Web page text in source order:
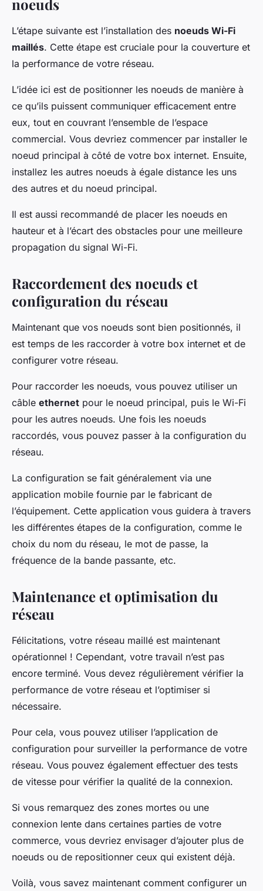
noeuds
L’étape suivante est l’installation des noeuds Wi-Fi
maillés. Cette étape est cruciale pour la couverture et
la performance de votre réseau.
L’idée ici est de positionner les noeuds de manière à
ce qu’ils puissent communiquer efficacement entre
eux, tout en couvrant l’ensemble de l’espace
commercial. Vous devriez commencer par installer le
noeud principal à côté de votre box internet. Ensuite,
installez les autres noeuds à égale distance les uns
des autres et du noeud principal.
Il est aussi recommandé de placer les noeuds en
hauteur et à l’écart des obstacles pour une meilleure
propagation du signal Wi-Fi.
Raccordement des noeuds et
configuration du réseau
Maintenant que vos noeuds sont bien positionnés, il
est temps de les raccorder à votre box internet et de
configurer votre réseau.
Pour raccorder les noeuds, vous pouvez utiliser un
câble ethernet pour le noeud principal, puis le Wi-Fi
pour les autres noeuds. Une fois les noeuds
raccordés, vous pouvez passer à la configuration du
réseau.
La configuration se fait généralement via une
application mobile fournie par le fabricant de
l’équipement. Cette application vous guidera à travers
les différentes étapes de la configuration, comme le
choix du nom du réseau, le mot de passe, la
fréquence de la bande passante, etc.
Maintenance et optimisation du
réseau
Félicitations, votre réseau maillé est maintenant
opérationnel ! Cependant, votre travail n’est pas
encore terminé. Vous devez régulièrement vérifier la
performance de votre réseau et l’optimiser si
nécessaire.
Pour cela, vous pouvez utiliser l’application de
configuration pour surveiller la performance de votre
réseau. Vous pouvez également effectuer des tests
de vitesse pour vérifier la qualité de la connexion.
Si vous remarquez des zones mortes ou une
connexion lente dans certaines parties de votre
commerce, vous devriez envisager d’ajouter plus de
noeuds ou de repositionner ceux qui existent déjà.
Voilà, vous savez maintenant comment configurer un